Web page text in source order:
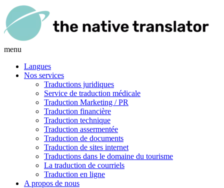
menu
Langues
Nos services
Traductions juridiques
Service de traduction médicale
Traduction Marketing / PR
Traduction financière
Traduction technique
Traduction assermentée
Traduction de documents
Traduction de sites internet
Traductions dans le domaine du tourisme
La traduction de courriels
Traduction en ligne
A propos de nous